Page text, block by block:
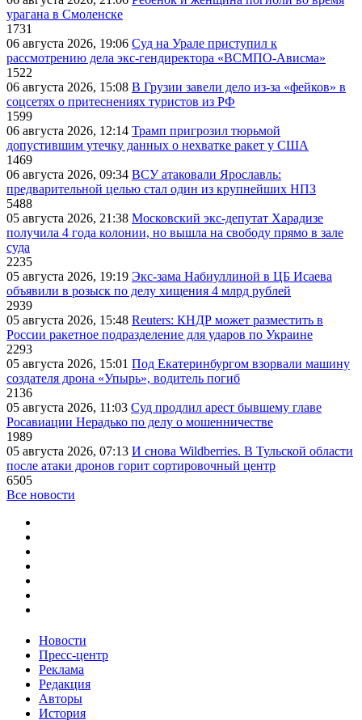
урагана в Смоленске
1731
06 августа 2026, 19:06 Суд на Урале приступил к
рассмотрению дела экс-гендиректора «ВСМПО-Ависма»
1522
06 августа 2026, 15:08 В Грузии завели дело из-за «фейков» в
соцсетях о притеснениях туристов из РФ
1599
06 августа 2026, 12:14 Трамп пригрозил тюрьмой
допустившим утечку данных о нехватке ракет у США
1469
06 августа 2026, 09:34 ВСУ атаковали Ярославль:
предварительной целью стал один из крупнейших НПЗ
5488
05 августа 2026, 21:38 Московский экс-депутат Харадизе
получила 4 года колонии, но вышла на свободу прямо в зале
суда
2235
05 августа 2026, 19:19 Экс-зама Набиуллиной в ЦБ Исаева
объявили в розыск по делу хищения 4 млрд рублей
2939
05 августа 2026, 15:48 Reuters: КНДР может разместить в
России ракетное подразделение для ударов по Украине
2293
05 августа 2026, 15:01 Под Екатеринбургом взорвали машину
создателя дрона «Упырь», водитель погиб
2136
05 августа 2026, 11:03 Суд продлил арест бывшему главе
Росавиации Нерадько по делу о мошенничестве
1989
05 августа 2026, 07:13 И снова Wildberries. В Тульской области
после атаки дронов горит сортировочный центр
6505
Все новости
Новости
Пресс-центр
Реклама
Редакция
Авторы
История